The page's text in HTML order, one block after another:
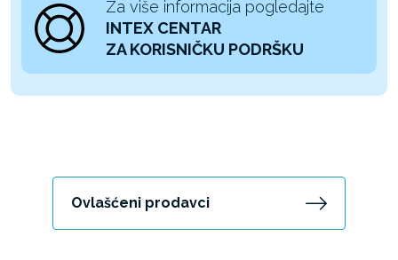
Za više informacija pogledajte
INTEX CENTAR
ZA KORISNIČKU PODRŠKU
Ovlašćeni prodavci